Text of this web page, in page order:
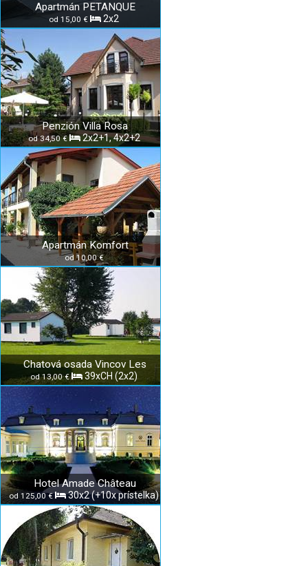
Apartmán PETANQUE
od 15,00 € 2x2
Penzión Villa Rosa
od 34,50 € 2x2+1, 4x2+2
Apartmán Komfort
od 10,00 €
Chatová osada Vincov Les
od 13,00 € 39xCH (2x2)
Hotel Amade Château
od 125,00 € 30x2 (+10x prístelka)